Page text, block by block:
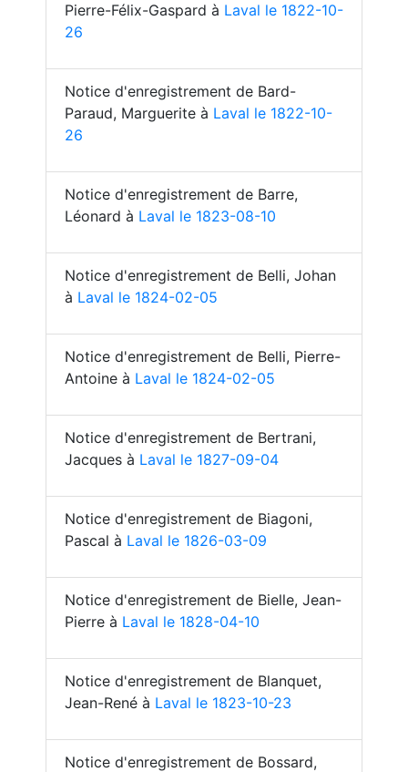
Pierre-Félix-Gaspard à Laval le 1822-10-
26
Notice d'enregistrement de Bard-
Paraud, Marguerite à Laval le 1822-10-
26
Notice d'enregistrement de Barre,
Léonard à Laval le 1823-08-10
Notice d'enregistrement de Belli, Johan
à Laval le 1824-02-05
Notice d'enregistrement de Belli, Pierre-
Antoine à Laval le 1824-02-05
Notice d'enregistrement de Bertrani,
Jacques à Laval le 1827-09-04
Notice d'enregistrement de Biagoni,
Pascal à Laval le 1826-03-09
Notice d'enregistrement de Bielle, Jean-
Pierre à Laval le 1828-04-10
Notice d'enregistrement de Blanquet,
Jean-René à Laval le 1823-10-23
Notice d'enregistrement de Bossard,